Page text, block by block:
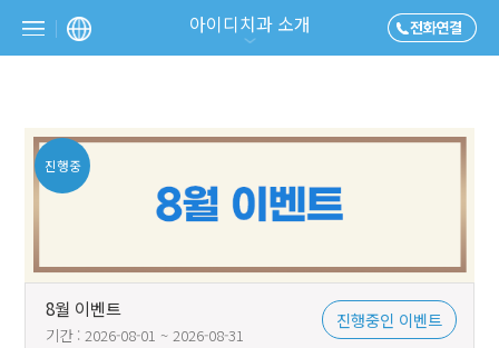
아이디치과 소개
진행중
8월 이벤트
기간 : 2026-08-01 ~ 2026-08-31
진행중인 이벤트